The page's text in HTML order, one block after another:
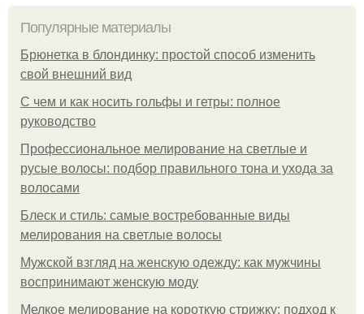
Популярные материалы
Брюнетка в блондинку: простой способ изменить
свой внешний вид
С чем и как носить гольфы и гетры: полное
руководство
Профессиональное мелирование на светлые и
русые волосы: подбор правильного тона и ухода за
волосами
Блеск и стиль: самые востребованные виды
мелирования на светлые волосы
Мужской взгляд на женскую одежду: как мужчины
воспринимают женскую моду
Мелкое мелирование на короткую стрижку: подход к